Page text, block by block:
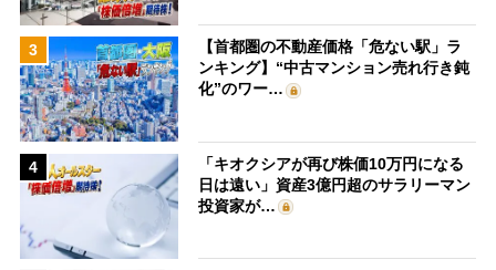
3
【首都圏の不動産価格「危ない駅」ラ
ンキング】“中古マンション売れ行き鈍
化”のワー…
4
「キオクシアが再び株価10万円になる
日は遠い」資産3億円超のサラリーマン
投資家が…